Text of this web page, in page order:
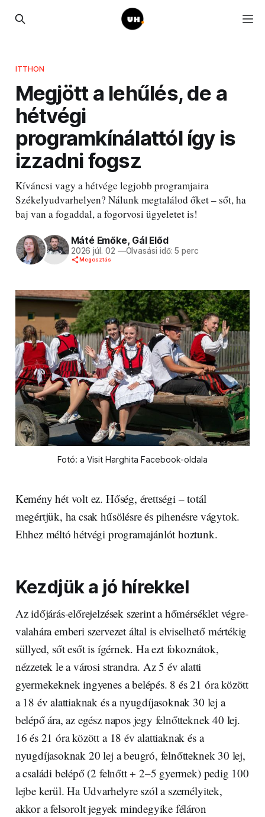
ITTHON
Megjött a lehűlés, de a
hétvégi
programkínálattól így is
izzadni fogsz
Kíváncsi vagy a hétvége legjobb programjaira
Székelyudvarhelyen? Nálunk megtalálod őket – sőt, ha
baj van a fogaddal, a fogorvosi ügyeletet is!
Máté Emőke, Gál Előd
2026 júl. 02 —Olvasási idő: 5 perc
Megosztás
Fotó: a Visit Harghita Facebook-oldala
Kemény hét volt ez. Hőség, érettségi – totál
megértjük, ha csak hűsölésre és pihenésre vágytok.
Ehhez méltó hétvégi programajánlót hoztunk.
Kezdjük a jó hírekkel
Az időjárás-előrejelzések szerint a hőmérséklet végre-
valahára emberi szervezet által is elviselhető mértékig
süllyed, sőt esőt is ígérnek. Ha ezt fokoznátok,
nézzetek le a városi strandra. Az 5 év alatti
gyermekeknek ingyenes a belépés. 8 és 21 óra között
a 18 év alattiaknak és a nyugdíjasoknak 30 lej a
belépő ára, az egész napos jegy felnőtteknek 40 lej.
16 és 21 óra között a 18 év alattiaknak és a
nyugdíjasoknak 20 lej a beugró, felnőtteknek 30 lej,
a családi belépő (2 felnőtt + 2–5 gyermek) pedig 100
lejbe kerül. Ha Udvarhelyre szól a személyitek,
akkor a felsorolt jegyek mindegyike féláron